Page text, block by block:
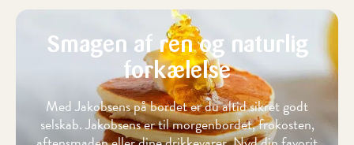
Smagen af ren og naturlig
forkælelse
Med Jakobsens på bordet er du altid sikret godt
selskab. Jakobsens er til morgenbordet, frokosten,